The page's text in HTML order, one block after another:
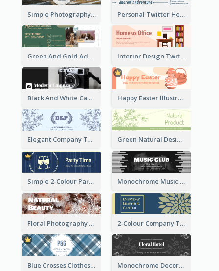
Simple Photography Twitter Header Promoting Travelling Personal Twitter Header Of Hiker
Green And Gold Adoption Promotion Header Design Interior Design Twitter Header In Warm Colour Tone
Black And White Camera Twitter Header Happy Easter Illustrated Twitter Header
Elegant Company Twitter Header In Blue Colour Tone Green Natural Design Twitter Header
Simple 2-Colour Party Related Twitter Header Monochrome Music Club Twitter Header With Decorations
Floral Photography Twitter Header 2-Colour Company Twitter Header
Blue Crosses Clothes Store Twitter Header Monochrome Decorated Hotel Twitter Header